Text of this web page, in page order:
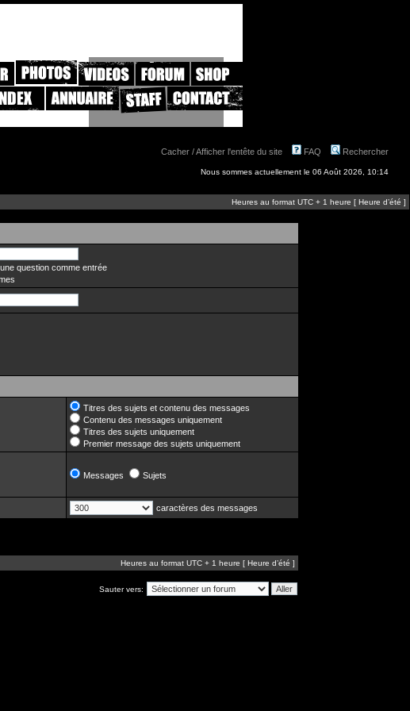
Cacher / Afficher l'entête du site FAQ Rechercher
Nous sommes actuellement le 06 Août 2026, 10:14
Heures au format UTC + 1 heure [ Heure d’été ]
question comme entrée
Titres des sujets et contenu des messages
Contenu des messages uniquement
Titres des sujets uniquement
Premier message des sujets uniquement
Messages Sujets
caractères des messages
Heures au format UTC + 1 heure [ Heure d’été ]
Sauter vers: